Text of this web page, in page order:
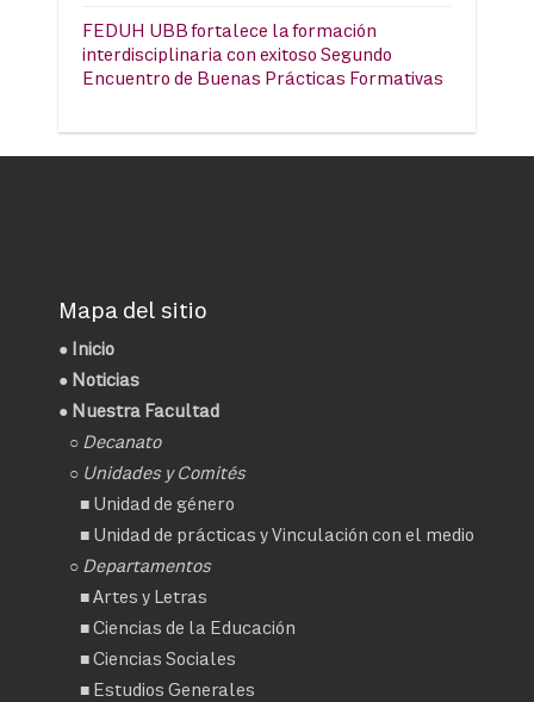
FEDUH UBB fortalece la formación
interdisciplinaria con exitoso Segundo
Encuentro de Buenas Prácticas Formativas
Mapa del sitio
● Inicio
● Noticias
● Nuestra Facultad
○ Decanato
○ Unidades y Comités
■ Unidad de género
■ Unidad de prácticas y Vinculación con el medio
○ Departamentos
■Artes y Letras
■Ciencias de la Educación
■Ciencias Sociales
■ Estudios Generales